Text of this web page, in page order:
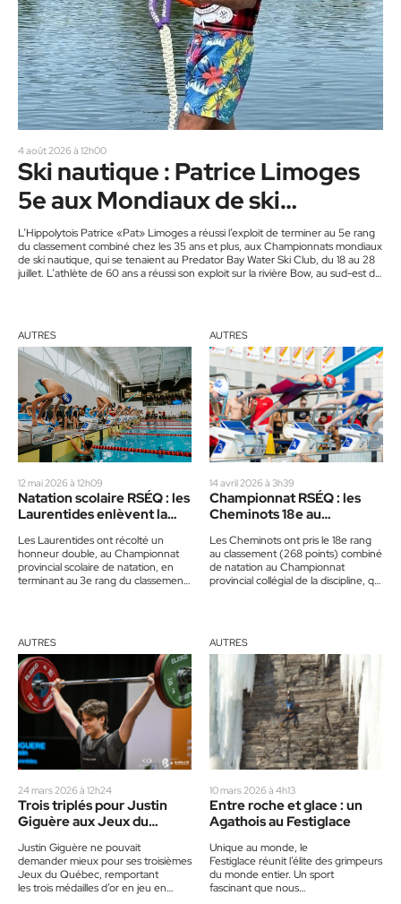
4 août 2026 à 12h00
Ski nautique : Patrice Limoges
5e aux Mondiaux de ski
nautique
L’Hippolytois Patrice «Pat» Limoges a réussi l’exploit de terminer au 5e rang
du classement combiné chez les 35 ans et plus, aux Championnats mondiaux
de ski nautique, qui se tenaient au Predator Bay Water Ski Club, du 18 au 28
juillet. L’athlète de 60 ans a réussi son exploit sur la rivière Bow, au sud-est de
AUTRES
12 mai 2026 à 12h09
Natation scolaire RSÉQ : les
Laurentides enlèvent la
masculine
Les Laurentides ont récolté un
honneur double, au Championnat
provincial scolaire de natation, en
terminant au 3e rang du classement
AUTRES
14 avril 2026 à 3h39
Championnat RSÉQ : les
Cheminots 18e au
natation
Les Cheminots ont pris le 18e rang
au classement (268 points) combiné
de natation au Championnat
provincial collégial de la discipline, qui
AUTRES
24 mars 2026 à 12h24
Trois triplés pour Justin
Giguère aux Jeux du
Justin Giguère ne pouvait
demander mieux pour ses troisièmes
Jeux du Québec, remportant
les trois médailles d’or en jeu en
AUTRES
10 mars 2026 à 4h13
Entre roche et glace : un
Agathois au Festiglace
Unique au monde, le
Festiglace réunit l’élite des grimpeurs
du monde entier. Un sport
fascinant que nous